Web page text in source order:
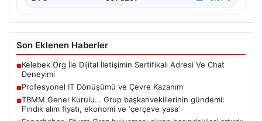
Son Eklenen Haberler
■Kelebek.Org İle Dijital İletişimin Sertifikalı Adresi Ve Chat
Deneyimi
■Profesyonel IT Dönüşümü ve Çevre Kazanım
■TBMM Genel Kurulu… Grup başkanvekillerinin gündemi:
Fındık alım fiyatı, ekonomi ve ‘çerçeve yasa’